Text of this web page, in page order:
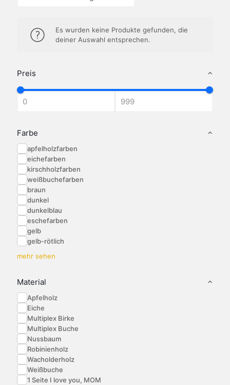
Preis
Farbe
apfelholzfarben
eichefarben
kirschholzfarben
weißbuchefarben
braun
dunkel
dunkelblau
eschefarben
gelb
gelb-rötlich
mehr sehen
Material
Apfelholz
Eiche
Multiplex Birke
Multiplex Buche
Nussbaum
Robinienholz
Wacholderholz
Weißbuche
1 Seite I love you, MOM
Es wurden keine Produkte gefunden, die
deiner Auswahl entsprechen.